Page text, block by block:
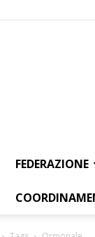
FEDERAZIONE